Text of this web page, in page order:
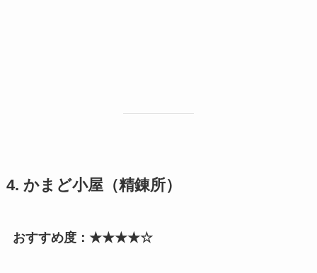
4. かまど小屋（精錬所）
おすすめ度：★★★★☆